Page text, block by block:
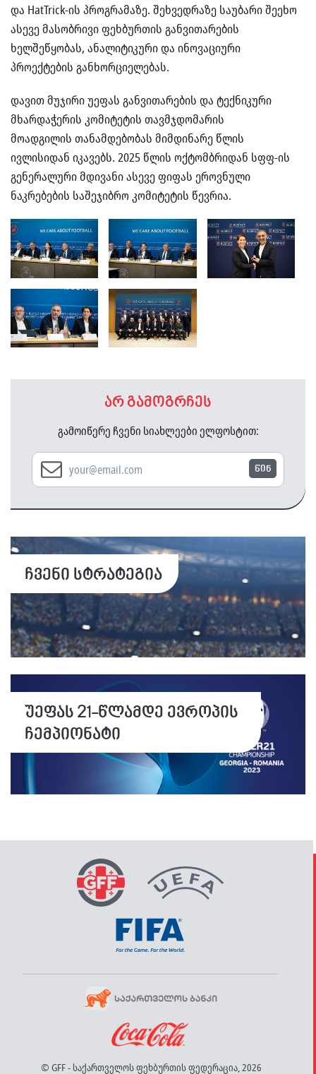
და HatTrick-ის პროგრამაზე. შეხვედრაზე საუბარი შეეხო
ასევე მასობრივი ფეხბურთის განვითარების
ხელშეწყობას, ანალიტიკური და ინოვაციური
პროექტების განხორციელებას.
დავით მუჯირი უეფას განვითარების და ტექნიკური
მხარდაჭერის კომიტეტის თავმჯდომარის
მოადგილის თანამდებობას მიმდინარე წლის
ივლისიდან იკავებს. 2025 წლის ოქტომბრიდან სფფ-ის
გენერალური მდივანი ასევე ფიფას ეროვნული
ნაკრებების საშეჯიბრო კომიტეტის წევრია.
არ გამოგრჩეს
გამოიწერე ჩვენი სიახლეები ელფოსტით:
წინ
ჩვენი სტრატეგია
უეფას 21-წლამდე ევროპის
ჩემპიონატი
© GFF - საქართველოს ფეხბურთის ფედერაცია, 2026